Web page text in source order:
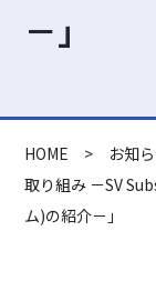
－」
HOME > お知
取り組み －SV
ム)の紹介－」